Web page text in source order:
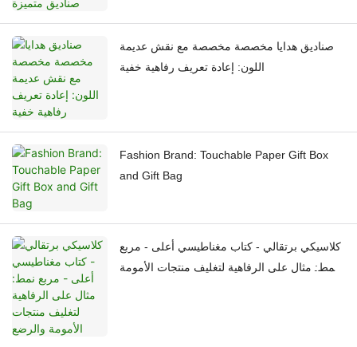
صناديق هدايا مخصصة مخصصة مع نقش عديمة
اللون: إعادة تعريف رفاهية خفية
Fashion Brand: Touchable Paper Gift Box
and Gift Bag
كلاسيكي برتقالي - كتاب مغناطيسي أعلى - مربع
نمط: مثال على الرفاهية لتغليف منتجات الأمومة